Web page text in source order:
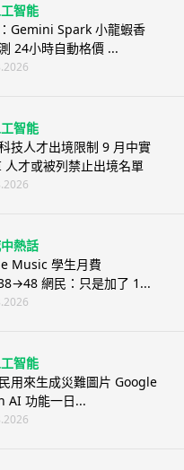
智能
Gemini Spark 小龍蝦香
24小時自動格價 ...
智能
技人才出境限制 9 月中實
人才或被列禁止出境名單
熱話
Music 學生月費
網民：只是加了 1...
智能
用來生成災難圖片 Google
AI 功能一日...